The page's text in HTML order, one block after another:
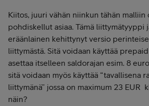
Kiitos, juuri vähän niinkun tähän malliin
pohdiskellut asiaa. Tämä liittymätyyppi
eräänlainen kehittynyt versio
liittymästä. Sitä voidaan käyttää
asettaa itselleen saldorajan esim. 8
sitä voidaan myös käyttää “tavallisena
liittymänä” jossa on maximum 23 EUR
näin?